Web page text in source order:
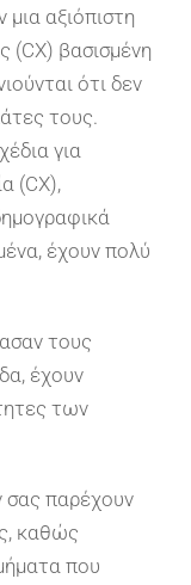
μια αξιόπιστη
(CX) βασισμένη
ότι δεν
τους.
για
(CX),
έχουν πολύ
τους
έχουν
των
παρέχουν
καθώς
που